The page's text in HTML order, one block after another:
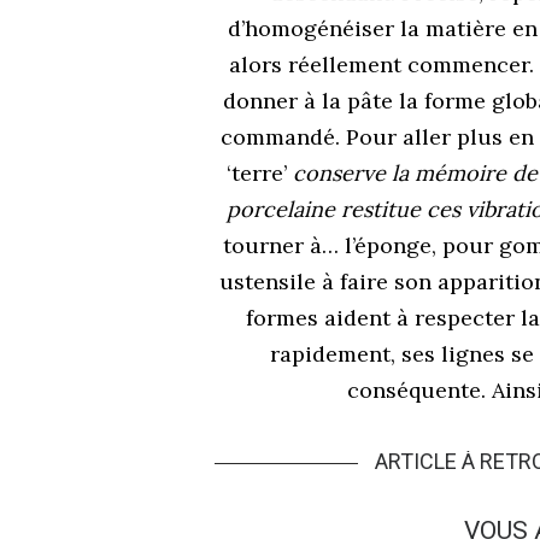
d’homogénéiser la matière
alors réellement
donner à la pâte la forme
commandé. Pour aller plus
‘terre’ conserve la mémoire
porcelaine restitue ces
tourner à… l’éponge, pour
ustensile à faire son
formes aident à respecter
rapidement, ses lignes
conséquente.
ARTICLE À
VOUS